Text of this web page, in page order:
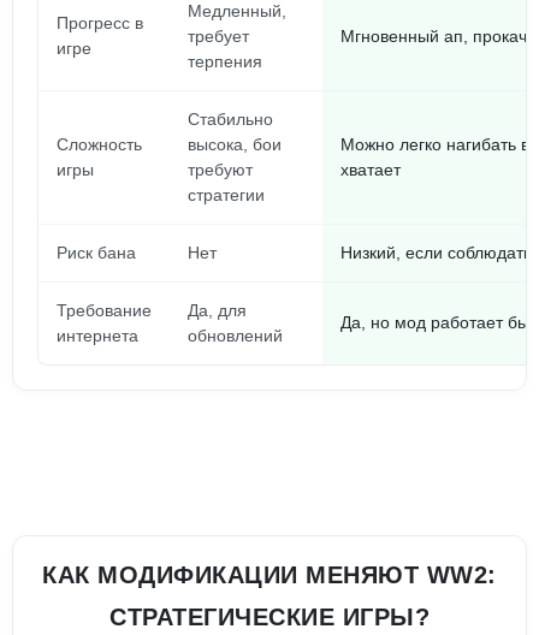
Прогресс в
игре
Медленный,
требует
терпения
Мгновенный ап,
Сложность
игры
Стабильно
высока, бои
требуют
стратегии
Можно легко нагибать
хватает
Риск бана Нет Низкий, если соблюдать
Требование
интернета
Да, для
обновлений
Да, но мод работает
КАК МОДИФИКАЦИИ МЕНЯЮТ WW2:
СТРАТЕГИЧЕСКИЕ ИГРЫ?